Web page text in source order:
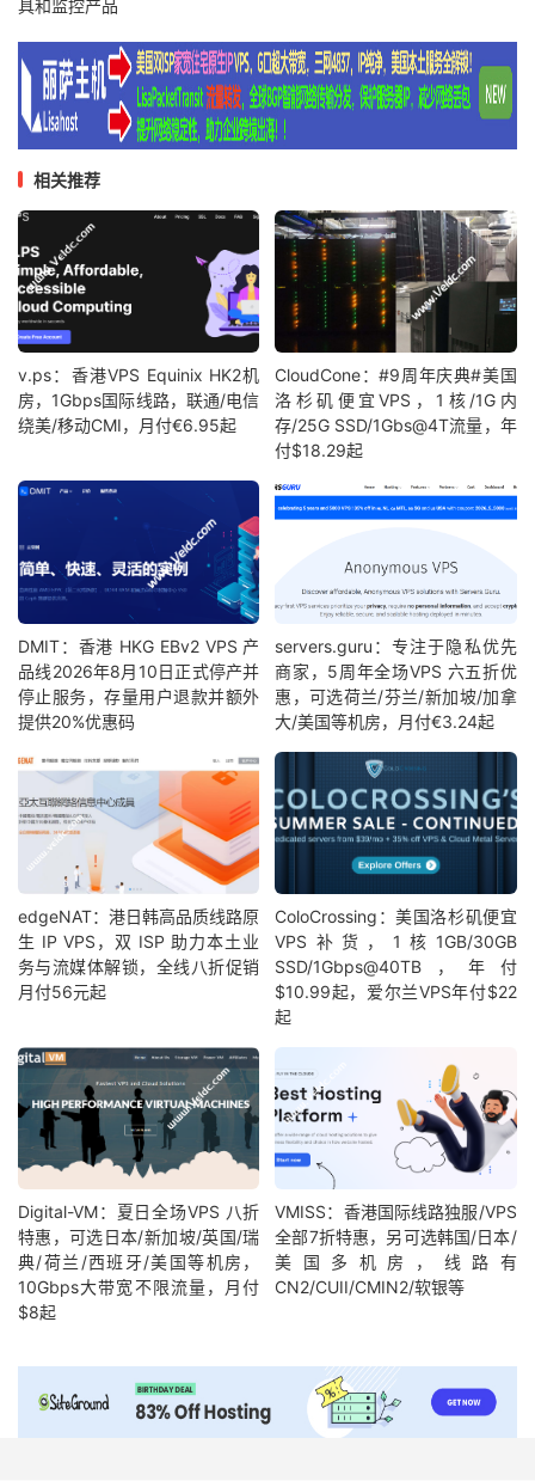
具和监控产品
相关推荐
v.ps：香港VPS Equinix HK2机
房，1Gbps国际线路，联通/电信
绕美/移动CMI，月付€6.95起
CloudCone：#9周年庆典#美国
洛杉矶便宜VPS，1核/1G内
存/25G SSD/1Gbs@4T流量，年
付$18.29起
DMIT：香港 HKG EBv2 VPS 产
品线2026年8月10日正式停产并
停止服务，存量用户退款并额外
提供20%优惠码
servers.guru：专注于隐私优先
商家，5周年全场VPS 六五折优
惠，可选荷兰/芬兰/新加坡/加拿
大/美国等机房，月付€3.24起
edgeNAT：港日韩高品质线路原
生 IP VPS，双 ISP 助力本土业
务与流媒体解锁，全线八折促销
月付56元起
ColoCrossing：美国洛杉矶便宜
VPS补货，1核1GB/30GB
SSD/1Gbps@40TB，年付
$10.99起，爱尔兰VPS年付$22
起
Digital-VM：夏日全场VPS 八折
特惠，可选日本/新加坡/英国/瑞
典/荷兰/西班牙/美国等机房，
10Gbps大带宽不限流量，月付
$8起
VMISS：香港国际线路独服/VPS
全部7折特惠，另可选韩国/日本/
美国多机房，线路有
CN2/CUII/CMIN2/软银等